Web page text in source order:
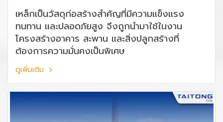
เหล็กเป็นวัสดุก่อสร้างสำคัญที่มีความแข็งแรง
ทนทาน และปลอดภัยสูง จึงถูกนำมาใช้ในงาน
โครงสร้างอาคาร สะพาน และสิ่งปลูกสร้างที่
ต้องการความมั่นคงเป็นพิเศษ
ดูเพิ่มเติม